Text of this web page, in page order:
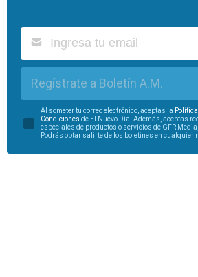
Regístrate a Boletín A.M.
Al someter tu correo electrónico, aceptas la
Condiciones de El Nuevo Día. Además, aceptas
especiales de productos o servicios de GFR
Podrás optar salirte de los boletines en cualquier